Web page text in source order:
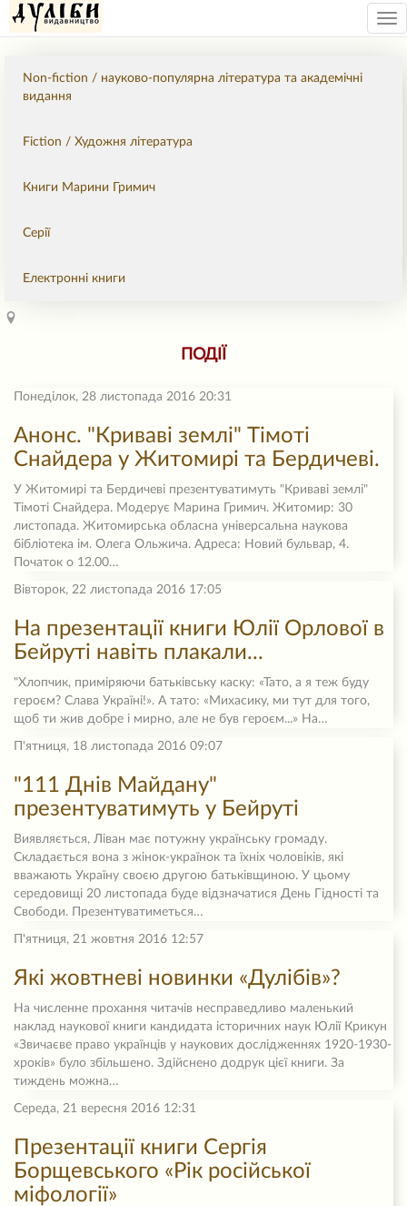
Non-fiction / науково-популярна література та академічні
видання
Fiction / Художня література
Книги Марини Гримич
Серії
Електронні книги
ПОДІЇ
Понеділок, 28 листопада 2016 20:31
Анонс. "Криваві землі" Тімоті
Снайдера у Житомирі та Бердичеві.
У Житомирі та Бердичеві презентуватимуть "Криваві землі"
Тімоті Снайдера. Модерує Марина Гримич. Житомир: 30
листопада. Житомирська обласна універсальна наукова
бібліотека ім. Олега Ольжича. Адреса: Новий бульвар, 4.
Початок о 12.00…
Вівторок, 22 листопада 2016 17:05
На презентації книги Юлії Орлової в
Бейруті навіть плакали...
"Хлопчик, приміряючи батьківську каску: «Тато, а я теж буду
героєм? Слава Україні!». А тато: «Михасику, ми тут для того,
щоб ти жив добре і мирно, але не був героєм...» На…
П'ятниця, 18 листопада 2016 09:07
"111 Днів Майдану"
презентуватимуть у Бейруті
Виявляється, Ліван має потужну українську громаду.
Складається вона з жінок-українок та їхніх чоловіків, які
вважають Україну своєю другою батьківщиною. У цьому
середовищі 20 листопада буде відзначатися День Гідності та
Свободи. Презентуватиметься…
П'ятниця, 21 жовтня 2016 12:57
Які жовтневі новинки «Дулібів»?
На численне прохання читачів несправедливо маленький
наклад наукової книги кандидата історичних наук Юлії Крикун
«Звичаєве право українців у наукових дослідженнях 1920-1930-
хроків» було збільшено. Здійснено додрук цієї книги. За
тиждень можна…
Середа, 21 вересня 2016 12:31
Презентації книги Сергія
Борщевського «Рік російської
міфології»